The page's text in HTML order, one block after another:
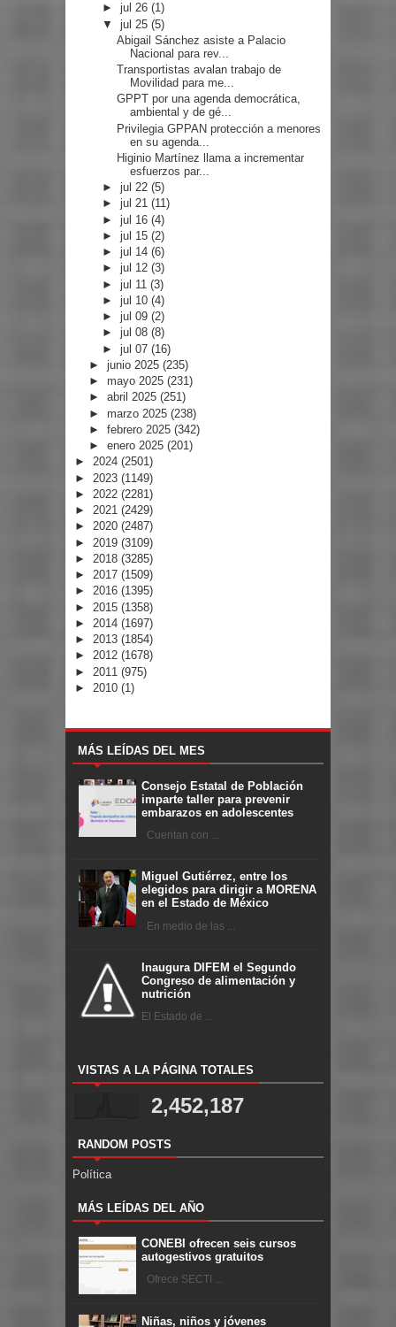
►jul 26(1)
▼jul 25(5)
Abigail Sánchez asiste a Palacio
Nacional para rev...
Transportistas avalan trabajo de
Movilidad para me...
GPPT por una agenda democrática,
ambiental y de gé...
Privilegia GPPAN protección a menores
en su agenda...
Higinio Martínez llama a incrementar
esfuerzos par...
►jul 22(5)
►jul 21(11)
►jul 16(4)
►jul 15(2)
►jul 14(6)
►jul 12(3)
►jul 11(3)
►jul 10(4)
►jul 09(2)
►jul 08(8)
►jul 07(16)
► junio 2025 (235)
► mayo 2025 (231)
► abril 2025 (251)
► marzo 2025 (238)
► febrero 2025 (342)
► enero 2025 (201)
► 2024 (2501)
► 2023 (1149)
► 2022 (2281)
► 2021 (2429)
► 2020 (2487)
► 2019 (3109)
► 2018 (3285)
► 2017 (1509)
► 2016 (1395)
► 2015 (1358)
► 2014 (1697)
► 2013 (1854)
► 2012 (1678)
► 2011 (975)
► 2010 (1)
MÁS LEÍDAS DEL MES
Consejo Estatal de Población
imparte taller para prevenir
embarazos en adolescentes
Cuentan con ...
Miguel Gutiérrez, entre los
elegidos para dirigir a MORENA
en el Estado de México
En medio de las ...
Inaugura DIFEM el Segundo
Congreso de alimentación y
nutrición
El Estado de ...
VISTAS A LA PÁGINA TOTALES
2,452,187
RANDOM POSTS
Política
MÁS LEÍDAS DEL AÑO
CONEBI ofrecen seis cursos
autogestivos gratuitos
Ofrece SECTI ...
Niñas, niños y jóvenes